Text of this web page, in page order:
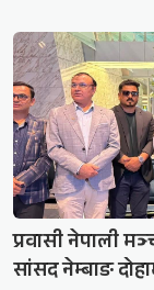
प्रवासी नेपाली
सांसद नेम्बाङ